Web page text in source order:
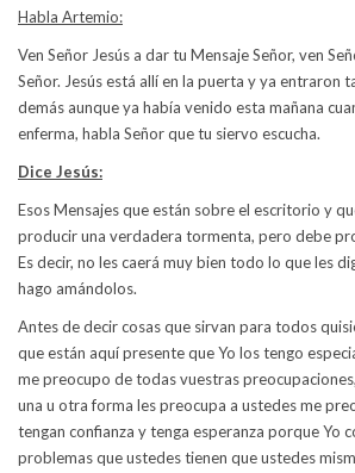
Habla Artemio:
Ven Señor Jesús a dar tu Mensaje Señor, ven
Señor. Jesús está allí en la puerta y ya entraron
demás aunque ya había venido esta mañana
enferma, habla Señor que tu siervo escucha.
Dice Jesús:
Esos Mensajes que están sobre el escritorio y
producir una verdadera tormenta, pero debe
Es decir, no les caerá muy bien todo lo que les
hago amándolos.
Antes de decir cosas que sirvan para todos
que están aquí presente que Yo los tengo
me preocupo de todas vuestras
una u otra forma les preocupa a ustedes me
tengan confianza y tenga esperanza porque Yo
problemas que ustedes tienen que ustedes